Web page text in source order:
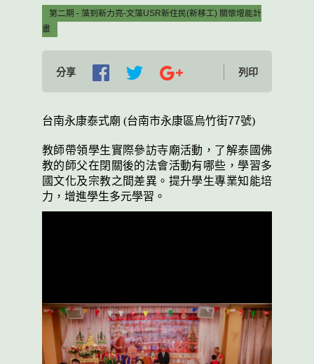
第二期 - 藻到新力亮-文藻USR新住民(新移工) 關懷增能計
畫
分享 列印
台南永康泰式廟 (台南市永康區烏竹街77號)
教師帶領學生實際參訪寺廟活動，了解泰國佛
教的師父在閉關後的法會活動有哪些，學習多
國文化及宗教之間差異。提升學生專業知能培
力，增進學生多元學習。